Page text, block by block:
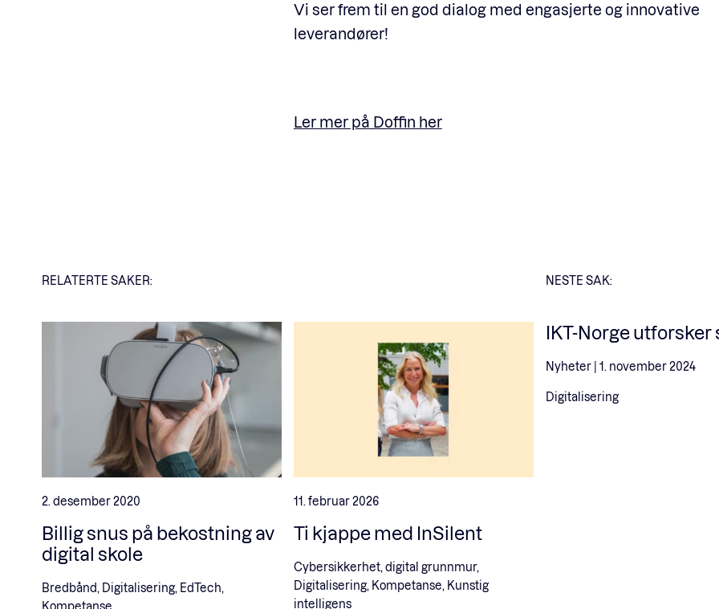
Vi ser frem til en god dialog med engasjerte og innovative
leverandører!
Ler mer på Doffin her
RELATERTE SAKER:
2. desember 2020
Billig snus på bekostning av
digital skole
Bredbånd, Digitalisering, EdTech,
11. februar 2026
Ti kjappe med InSilent
Cybersikkerhet, digital grunnmur,
Digitalisering, Kompetanse, Kunstig
intelligens
NESTE SAK:
IKT-Norge
Nyheter | 1. november 2024
Digitalisering